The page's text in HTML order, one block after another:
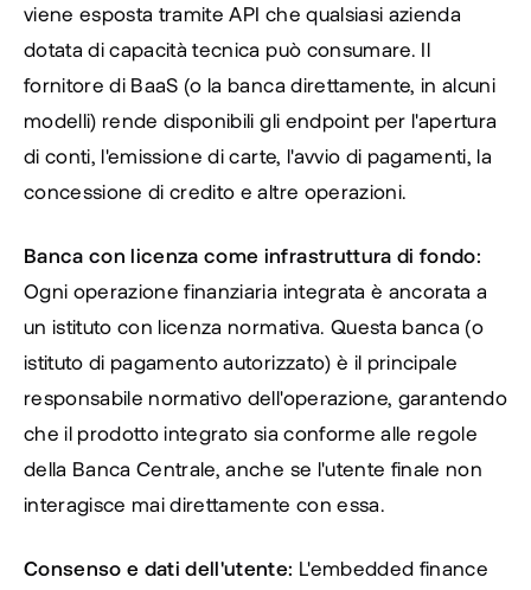
viene esposta tramite API che qualsiasi azienda
dotata di capacità tecnica può consumare. Il
fornitore di BaaS (o la banca direttamente, in alcuni
modelli) rende disponibili gli endpoint per l'apertura
di conti, l'emissione di carte, l'avvio di pagamenti, la
concessione di credito e altre operazioni.
Banca con licenza come infrastruttura di fondo:
Ogni operazione finanziaria integrata è ancorata a
un istituto con licenza normativa. Questa banca (o
istituto di pagamento autorizzato) è il principale
responsabile normativo dell'operazione, garantendo
che il prodotto integrato sia conforme alle regole
della Banca Centrale, anche se l'utente finale non
interagisce mai direttamente con essa.
Consenso e dati dell'utente: L'embedded finance